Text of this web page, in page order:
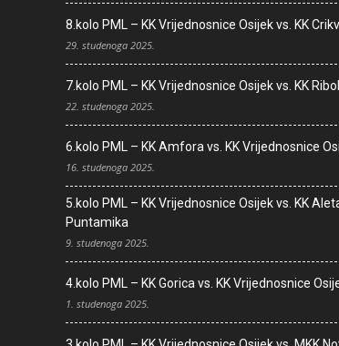
8.kolo PML – KK Vrijednosnice Osijek vs. KK
29. studenoga 2025.
7.kolo PML – KK Vrijednosnice Osijek vs. KK
22. studenoga 2025.
6.kolo PML – KK Amfora vs. KK Vrijednosnice
16. studenoga 2025.
5.kolo PML – KK Vrijednosnice Osijek vs. KK
Puntamika
9. studenoga 2025.
4.kolo PML – KK Gorica vs. KK Vrijednosnice
1. studenoga 2025.